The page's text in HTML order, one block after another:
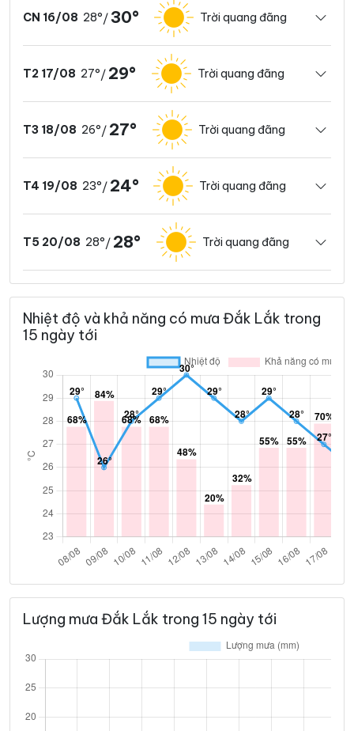
CN 16/08 28°/ 30° Trời quang đãng
T2 17/08 27°/ 29° Trời quang đãng
T3 18/08 26°/ 27° Trời quang đãng
T4 19/08 23°/ 24° Trời quang đãng
T5 20/08 28°/ 28° Trời quang đãng
Nhiệt độ và khả năng có mưa Đắk Lắk trong
15 ngày tới
Lượng mưa Đắk Lắk trong 15 ngày tới